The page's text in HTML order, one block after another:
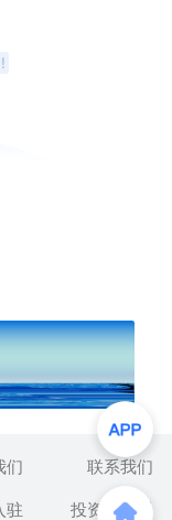
们
联系我们
驻 投资者关系